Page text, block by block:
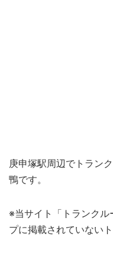
庚申塚駅周辺でトラン
鴨です。
※当サイト「トランク
プに掲載されていない